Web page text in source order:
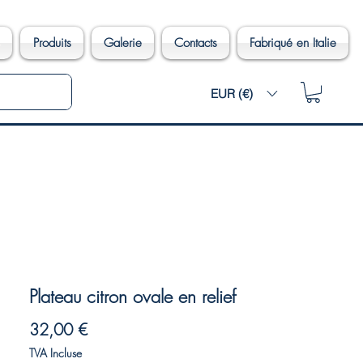
Produits Galerie Contacts Fabriqué en Italie
EUR (€)
Plateau citron ovale en relief
32,00 €Prix
TVA Incluse